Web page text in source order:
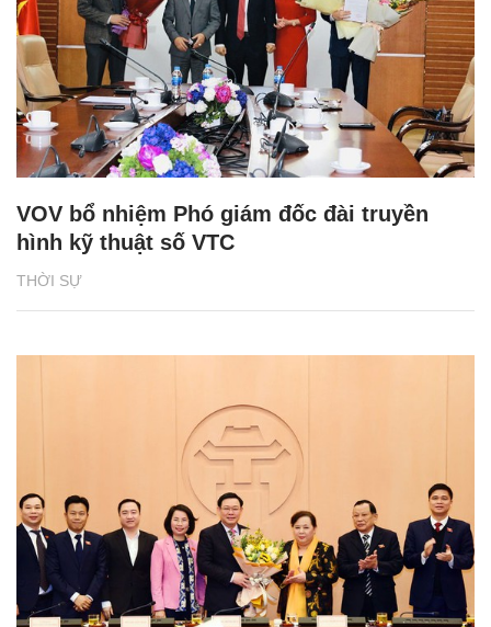
THỜI SỰ
VOV bổ nhiệm Phó giám đốc đài truyền
hình kỹ thuật số VTC